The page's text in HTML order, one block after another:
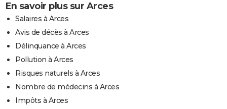
En savoir plus sur Arces
Salaires à Arces
Avis de décès à Arces
Délinquance à Arces
Pollution à Arces
Risques naturels à Arces
Nombre de médecins à Arces
Impôts à Arces